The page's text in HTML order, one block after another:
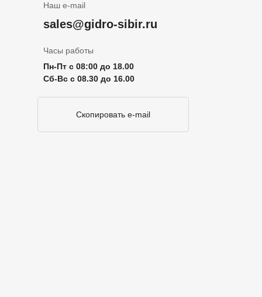
Часы работы
Пн-Пт с 08:00 до 18.00
Сб-Вс с 08.30 до 16.00
Наш e-mail
sales@gidro-sibir.ru
Скопировать e-mail